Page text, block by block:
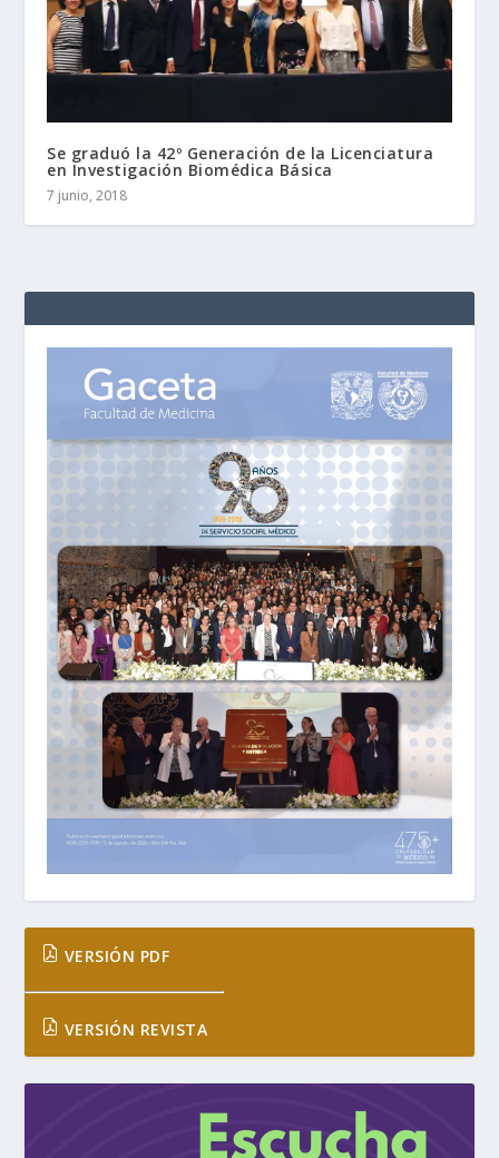
Se graduó la 42º Generación de la Licenciatura
en Investigación Biomédica Básica
7 junio, 2018
VERSIÓN PDF
VERSIÓN REVISTA